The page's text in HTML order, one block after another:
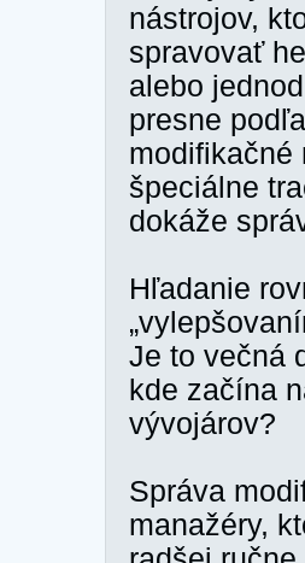
nástrojov,
spravovať
alebo
presne
modifikačné
špeciálne
dokáže
Hľadanie
Je to večná
kde začína
vývojárov?
Správa
manažéry,